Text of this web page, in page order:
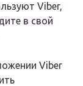
Viber,
в свой
Viber